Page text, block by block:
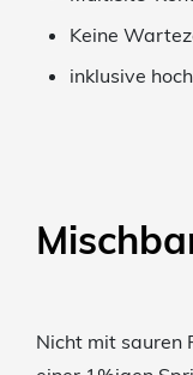
Keine
inklusive
Nicht mit sauren